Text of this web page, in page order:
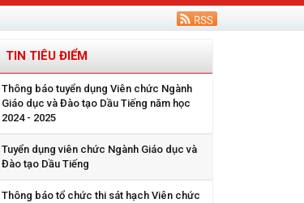
TIN TIÊU ĐIỂM
Thông báo tuyển dụng Viên chức Ngành
Giáo dục và Đào tạo Dầu Tiếng năm học
2024 - 2025
Tuyển dụng viên chức Ngành Giáo dục và
Đào tạo Dầu Tiếng
Thông báo tổ chức thi sát hạch Viên chức